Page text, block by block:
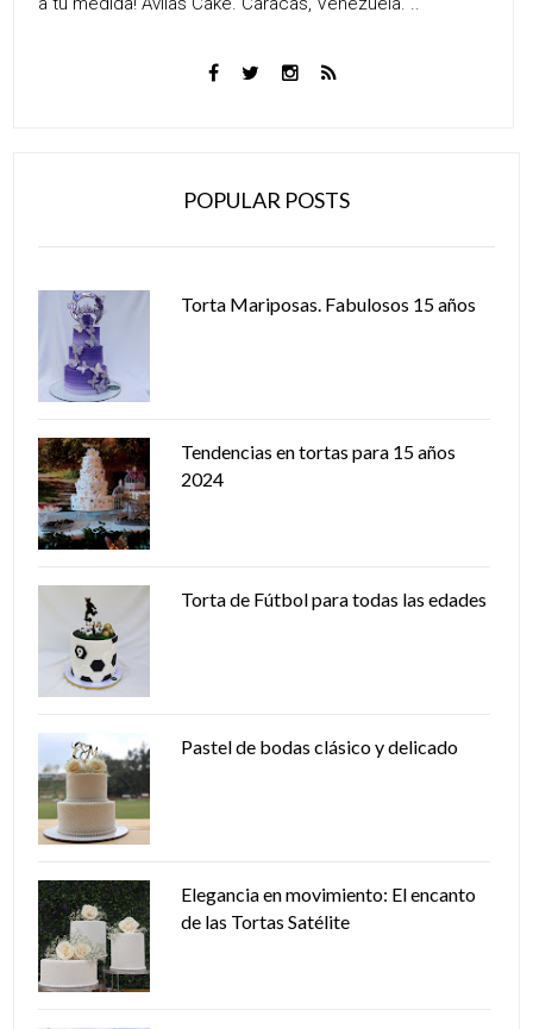
POPULAR POSTS
Torta Mariposas. Fabulosos 15 años
Tendencias en tortas para 15 años
2024
Torta de Fútbol para todas las edades
Pastel de bodas clásico y delicado
Elegancia en movimiento: El encanto
de las Tortas Satélite